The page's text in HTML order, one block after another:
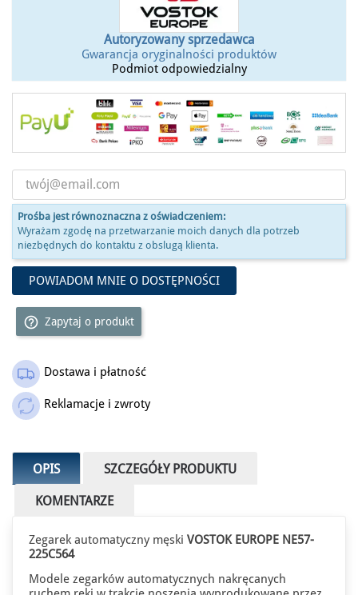
Autoryzowany sprzedawca
Gwarancja oryginalności produktów
Podmiot odpowiedzialny
Prośba jest równoznaczna z oświadczeniem:
Wyrażam zgodę na przetwarzanie moich danych dla potrzeb
niezbędnych do kontaktu z obslugą klienta.
POWIADOM MNIE O DOSTĘPNOŚCI
help_outline Zapytaj o produkt
Dostawa i płatność
Reklamacje i zwroty
OPIS SZCZEGÓŁY PRODUKTU
KOMENTARZE
Zegarek automatyczny męski VOSTOK EUROPE NE57-
225C564
Modele zegarków automatycznych nakręcanych